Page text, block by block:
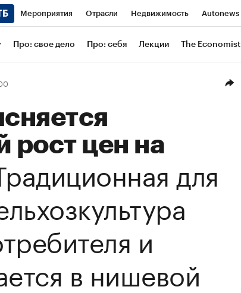
Мероприятия Отрасли Недвижимость Autonews
РБК Life Тренды Визионеры
Про: свое дело Про: себя Лекции The Economist
рост цен на
для
и
в нишевой